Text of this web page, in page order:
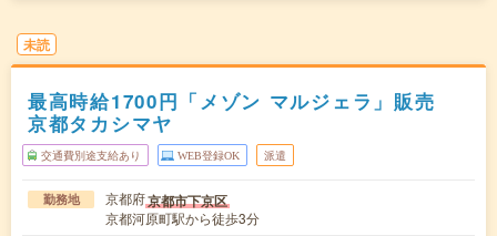
未読
最高時給1700円「メゾン マルジェラ」販売
京都タカシマヤ
交通費別途支給あり WEB登録OK 派遣
勤務地 京都府京都市下京区
京都河原町駅から徒歩3分